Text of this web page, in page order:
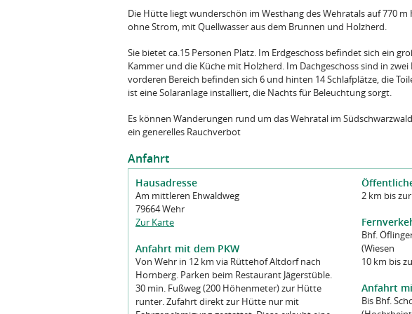
Die Hütte liegt wunderschön im Westhang des Wehratals auf 770
ohne Strom, mit Quellwasser aus dem Brunnen und Holzherd.
Sie bietet ca.15 Personen Platz. Im Erdgeschoss befindet sich ein
Kammer und die Küche mit Holzherd. Im Dachgeschoss sind in
vorderen Bereich befinden sich 6 und hinten 14 Schlafplätze, die
ist eine Solaranlage installiert, die Nachts für Beleuchtung sorgt.
Es können Wanderungen rund um das Wehratal im
ein generelles Rauchverbot
Anfahrt
Hausadresse
Am mittleren Ehwaldweg
79664 Wehr
Zur Karte
Anfahrt mit dem PKW
Von Wehr in 12 km via Rüttehof Altdorf nach
Hornberg. Parken beim Restaurant Jägerstüble.
30 min. Fußweg (200 Höhenmeter) zur Hütte
runter. Zufahrt direkt zur Hütte nur mit
2 km bis
Bhf.
(Wiesen
10 km bis
Anfahrt
Bis Bhf.